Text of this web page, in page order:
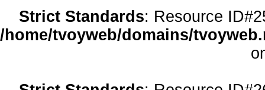
Strict Standards: Resource
/home/tvoyweb/domains/